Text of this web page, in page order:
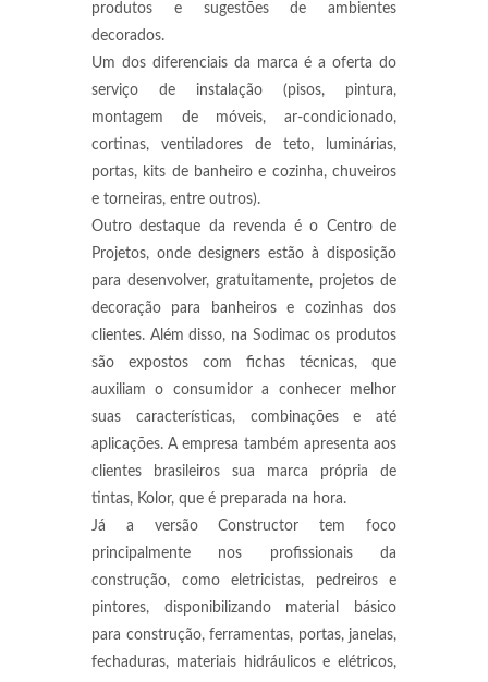
produtos e sugestões de ambientes
decorados.
Um dos diferenciais da marca é a oferta do
serviço de instalação (pisos, pintura,
montagem de móveis, ar-condicionado,
cortinas, ventiladores de teto, luminárias,
portas, kits de banheiro e cozinha, chuveiros
e torneiras, entre outros).
Outro destaque da revenda é o Centro de
Projetos, onde designers estão à disposição
para desenvolver, gratuitamente, projetos de
decoração para banheiros e cozinhas dos
clientes. Além disso, na Sodimac os produtos
são expostos com fichas técnicas, que
auxiliam o consumidor a conhecer melhor
suas características, combinações e até
aplicações. A empresa também apresenta aos
clientes brasileiros sua marca própria de
tintas, Kolor, que é preparada na hora.
Já a versão Constructor tem foco
principalmente nos profissionais da
construção, como eletricistas, pedreiros e
pintores, disponibilizando material básico
para construção, ferramentas, portas, janelas,
fechaduras, materiais hidráulicos e elétricos,